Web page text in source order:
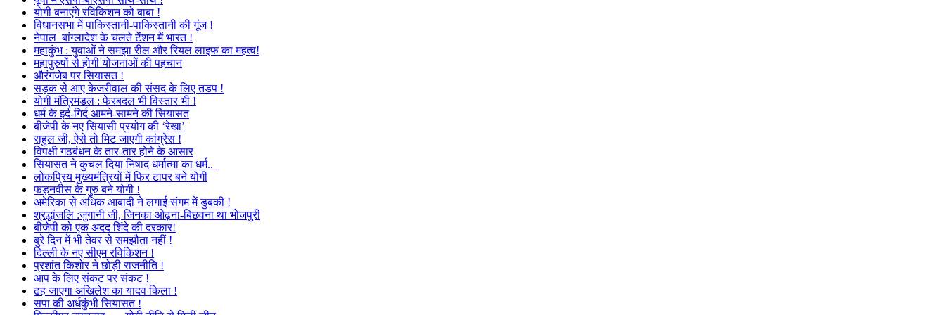
योगी बनाएंगे रविकिशन को बाबा !
विधानसभा में पाकिस्तानी-पाकिस्तानी की गूंज !
नेपाल–बांग्लादेश के चलते टेंशन में भारत !
महाकुंभ : युवाओं ने समझा रील और रियल लाइफ का महत्व!
महापुरुषों से होगी योजनाओं की पहचान
औरंगजेब पर सियासत !
सड़क से आए केजरीवाल की संसद के लिए तडप !
योगी मंत्रिमंडल : फेरबदल भी विस्तार भी !
धर्म के इर्द-गिर्द आमने-सामने की सियासत
बीजेपी के नए सियासी प्रयोग की ‘रेखा’
राहुल जी, ऐसे तो मिट जाएगी कांग्रेस !
विपक्षी गठबंधन के तार-तार होने के आसार
सियासत ने कुचल दिया निषाद धर्मात्मा का धर्म..
लोकप्रिय मुख्यमंत्रियों में फिर टापर बने योगी
फड़नवीस के गुरु बने योगी !
अमेरिका से अधिक आबादी ने लगाई संगम में डुबकी !
श्रद्धांजलि :जुगानी जी, जिनका ओढ़ना-बिछवना था भोजपुरी
बीजेपी को एक अदद शिंदे की दरकार!
बुरे दिन में भी तेवर से समझौता नहीं !
दिल्ली के नए सीएम रविकिशन !
प्रशांत किशोर ने छोड़ी राजनीति !
आप के लिए संकट पर संकट !
ढह जाएगा अखिलेश का यादव किला !
सपा की अर्धकुंभी सियासत !